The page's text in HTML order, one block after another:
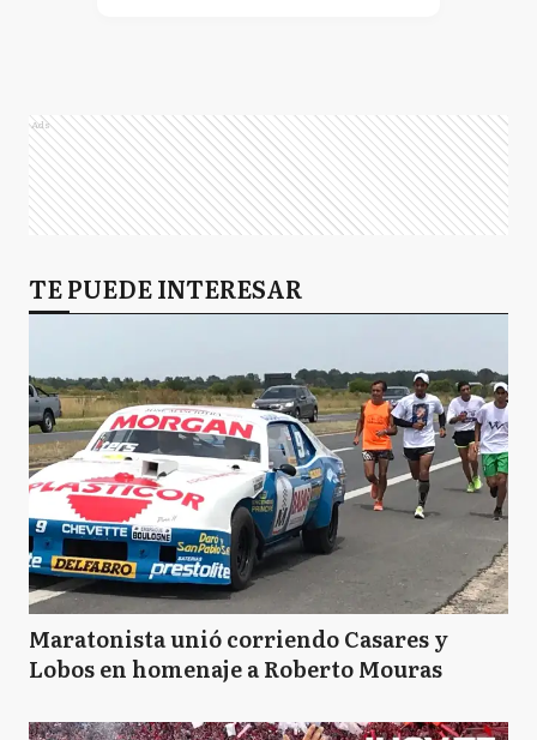
Ads
TE PUEDE INTERESAR
Maratonista unió corriendo Casares y
Lobos en homenaje a Roberto Mouras